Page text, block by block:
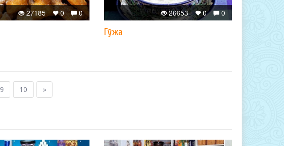
0
0
27185 0
0
26653
Гўжа
9 10 »